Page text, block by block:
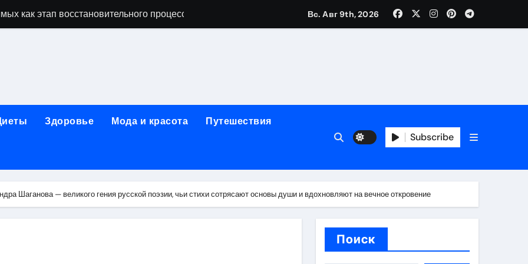
как этап восстановительного процесса
полное руководство 2026
гипноз, вшивание, двойной блок, анонимность и долгосрочная защита
наркозависимости с индивидуальными программами, психологической поддержкой и круглосуточным
композиций и условия оперативной доставки
Вс. Авг 9th, 2026
Здоровье Мода и красота Путешествия
Subscribe
Шаганова — великого гения русской поэзии, чьи стихи сотрясают основы души и вдохновляют на вечное откровение
Поиск